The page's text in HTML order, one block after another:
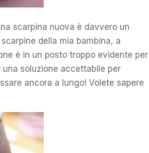
scarpina nuova è davvero un
della mia bambina, a
è in un posto troppo evidente per
soluzione accettabile per
ancora a lungo! Volete sapere